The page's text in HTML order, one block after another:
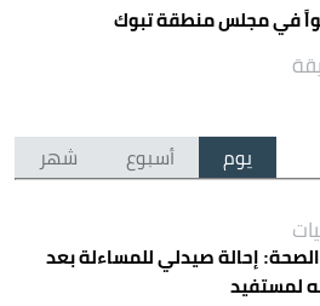
في مجلس منطقة تبوك
يوم أسبوع شهر
الصحة: إحالة صيدلي للمساءلة بعد
لمستفيد